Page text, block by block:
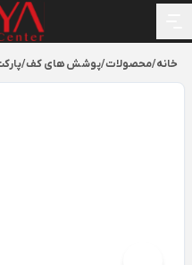
خانه/محصولات/پوشش های کف/